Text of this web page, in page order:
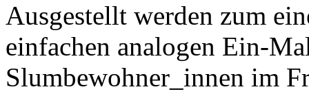
Ausgestellt werden zum
einfachen analogen Ein-
Slumbewohner_innen im